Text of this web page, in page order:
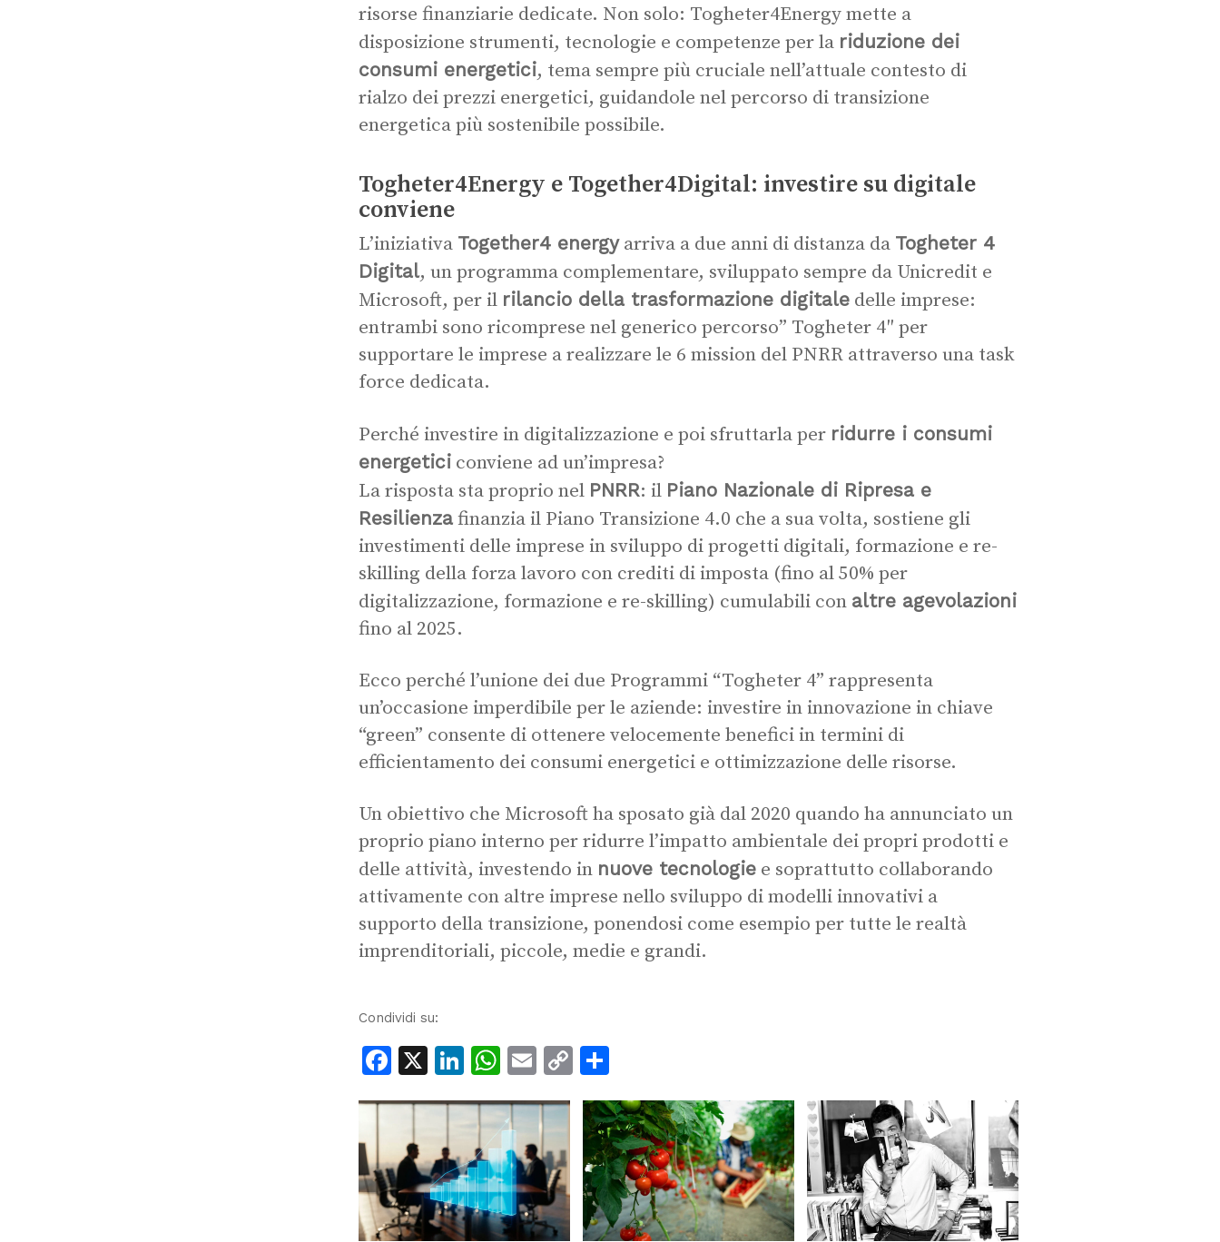
risorse finanziarie dedicate. Non solo: Togheter4Energy mette a
disposizione strumenti, tecnologie e competenze per la riduzione dei
consumi energetici, tema sempre più cruciale nell’attuale contesto di
rialzo dei prezzi energetici, guidandole nel percorso di transizione
energetica più sostenibile possibile.
Togheter4Energy e Together4Digital: investire su digitale
conviene
L’iniziativa Together4 energyarriva a due anni di distanza da Togheter 4
Digital, un programma complementare, sviluppato sempre da Unicredit e
Microsoft, per il rilancio della trasformazione digitale delle imprese:
entrambi sono ricomprese nel generico percorso” Togheter 4″ per
supportare le imprese a realizzare le 6 mission del PNRR attraverso una task
force dedicata.
Perché investire in digitalizzazione e poi sfruttarla per ridurre i consumi
energetici conviene ad un’impresa?
La risposta sta proprio nel PNRR: il Piano Nazionale di Ripresa e
Resilienza finanzia il Piano Transizione 4.0 che a sua volta, sostiene gli
investimenti delle imprese in sviluppo di progetti digitali, formazione e re-
skilling della forza lavoro con crediti di imposta (fino al 50% per
digitalizzazione, formazione e re-skilling) cumulabili con altre agevolazioni
fino al 2025.
Ecco perché l’unione dei due Programmi “Togheter 4” rappresenta
un’occasione imperdibile per le aziende: investire in innovazione in chiave
“green” consente di ottenere velocemente benefici in termini di
efficientamento dei consumi energetici e ottimizzazione delle risorse.
Un obiettivo che Microsoft ha sposato già dal 2020 quando ha annunciato un
proprio piano interno per ridurre l’impatto ambientale dei propri prodotti e
delle attività, investendo in nuove tecnologie e soprattutto collaborando
attivamente con altre imprese nello sviluppo di modelli innovativi a
supporto della transizione, ponendosi come esempio per tutte le realtà
imprenditoriali, piccole, medie e grandi.
Condividi su:
Facebook
X LinkedIn
WhatsApp
Email
Copy